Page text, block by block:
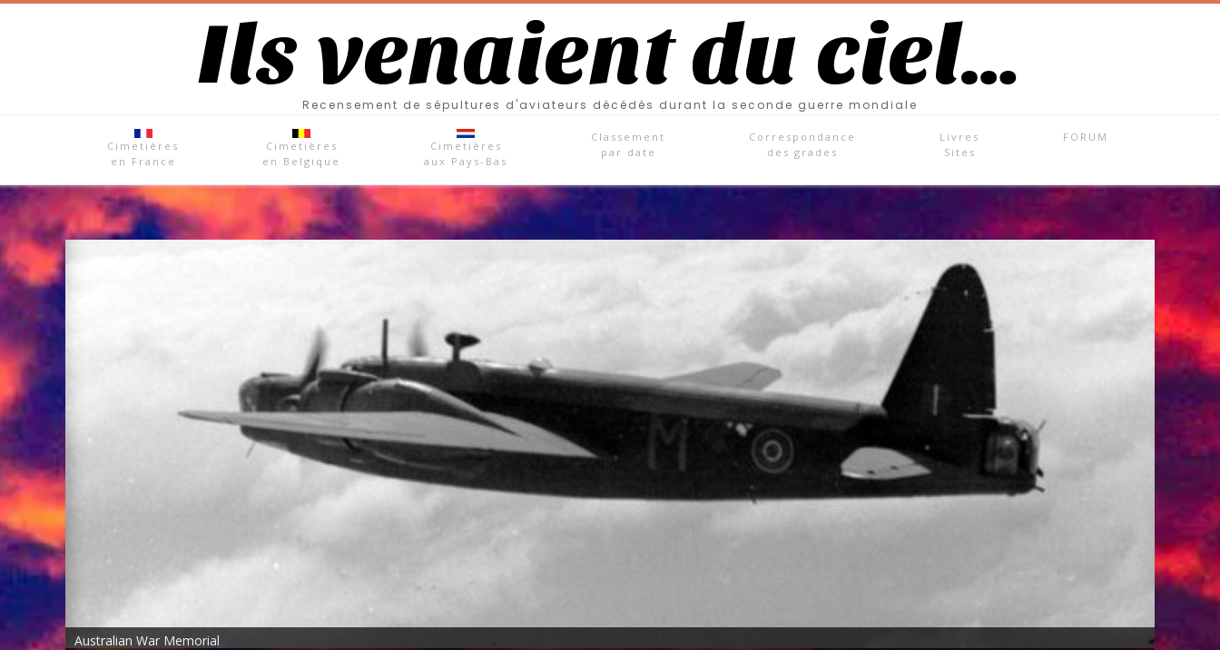
Ils venaient du ciel…
Recensement de sépultures d'aviateurs décédés durant la seconde guerre mondiale
Cimetières
en France
Cimetières
en Belgique
Cimetières
aux Pays-Bas
Classement
par date
Correspondance
des grades
Livres
Sites
FORUM
Australian War Memorial